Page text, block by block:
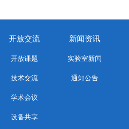
开放交流
开放课题
技术交流
学术会议
设备共享
新闻资讯
实验室新闻
通知公告